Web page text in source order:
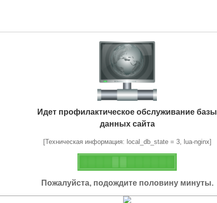
Идет профилактическое обслуживание базы
данных сайта
[Техническая информация: local_db_state = 3, lua-nginx]
Пожалуйста, подождите половину минуты.